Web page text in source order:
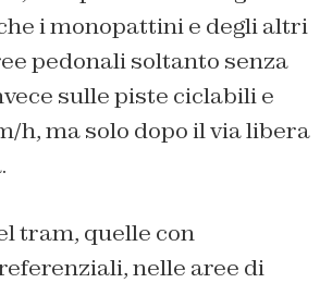
i monopattini e degli altri
pedonali soltanto senza
sulle piste ciclabili e
h, ma solo dopo il via libera
tram, quelle con
nelle aree di